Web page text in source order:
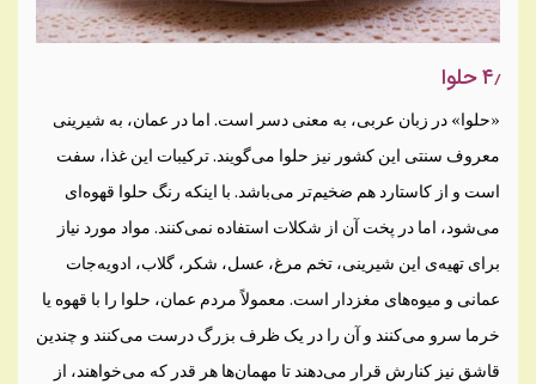
۴٫ حلوا
«حلوا» در زبان عربی، به معنی دسر است. اما در عمان، به شیرینی
معروف سنتی این کشور نیز حلوا می‌گویند. ترکیبات این غذا، سفت
است و از کاستارد هم ضخیم‌تر می‌باشد. با اینکه رنگ حلوا قهوه‌ای
می‌شود، اما در پخت آن از شکلات استفاده نمی‌کنند. مواد مورد نیاز
برای تهیه‌ی این شیرینی، تخم مرغ، عسل، شکر، گلاب، ادویه‌جات
عمانی و میوه‌های مغزدار است. معمولاً مردم عمان، حلوا را با قهوه یا
خرما سرو می‌کنند و آن را در یک ظرف بزرگ درست می‌کنند و چندین
قاشق نیز کنارش قرار می‌دهند تا مهمان‌ها هر قدر که می‌خواهند، از